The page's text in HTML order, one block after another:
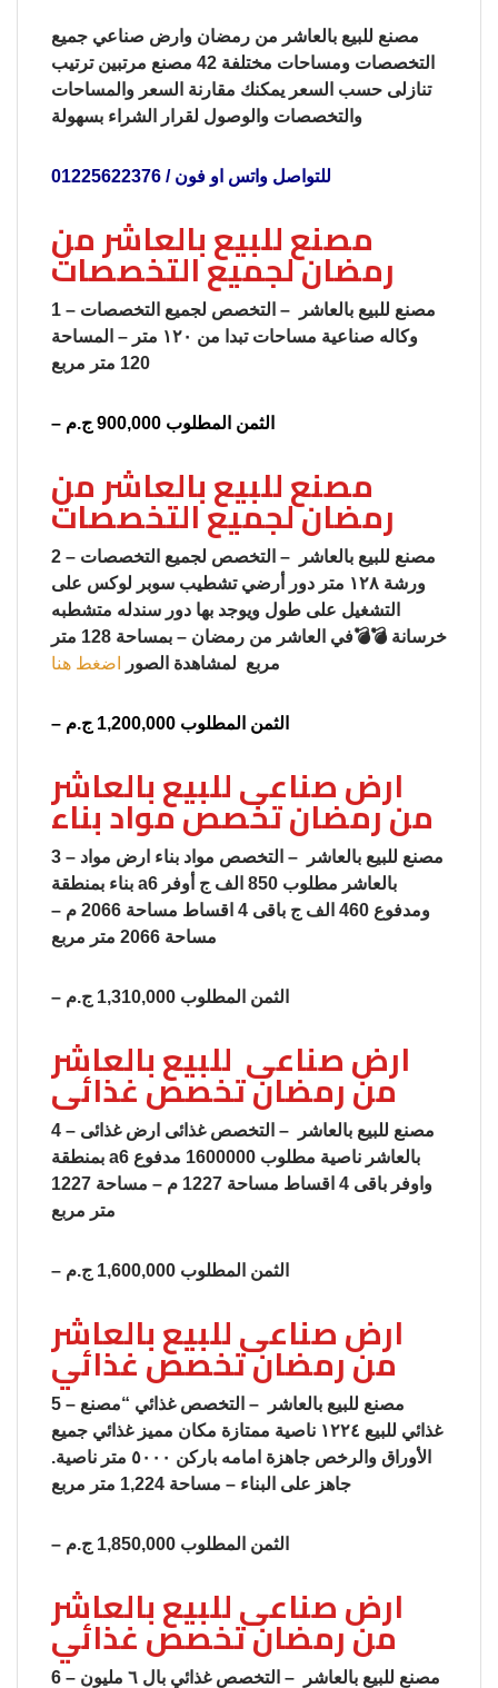
مصنع للبيع بالعاشر من رمضان وارض صناعي جميع
التخصصات ومساحات مختلفة 42 مصنع مرتبين ترتيب
تنازلى حسب السعر يمكنك مقارنة السعر والمساحات
والتخصصات والوصول لقرار الشراء بسهولة
للتواصل واتس او فون / 01225622376
مصنع للبيع بالعاشر من
رمضان لجميع التخصصات
1 – مصنع للبيع بالعاشر – التخصص لجميع التخصصات
وكاله صناعية مساحات تبدا من ١٢٠ متر – المساحة
– الثمن المطلوب 900,000 ج.م
مصنع للبيع بالعاشر من
رمضان لجميع التخصصات
2 – مصنع للبيع بالعاشر – التخصص لجميع التخصصات
ورشة ١٢٨ متر دور أرضي تشطيب سوبر لوكس على
التشغيل على طول ويوجد بها دور سندله متشطبه
خرسانة 💣💣في العاشر من رمضان – بمساحة 128 متر
مربع لمشاهدة الصور
اضغط هنا
– الثمن المطلوب 1,200,000 ج.م
ارض صناعى للبيع بالعاشر
من رمضان تخصص مواد بناء
3 – مصنع للبيع بالعاشر – التخصص مواد بناء ارض مواد
بناء بمنطقة a6 بالعاشر مطلوب 850 الف ج أوفر
ومدفوع 460 الف ج باقى 4 اقساط مساحة 2066 م –
– الثمن المطلوب 1,310,000 ج.م
ارض صناعى للبيع بالعاشر
من رمضان تخصص غذائى
4 – مصنع للبيع بالعاشر – التخصص غذائى ارض غذائى
بمنطقة a6 بالعاشر ناصية مطلوب 1600000 مدفوع
واوفر باقى 4 اقساط مساحة 1227 م – مساحة 1227
– الثمن المطلوب 1,600,000 ج.م
ارض صناعى للبيع بالعاشر
من رمضان تخصص غذائي
5 – مصنع للبيع بالعاشر – التخصص غذائي “مصنع
غذائي للبيع ١٢٢٤ ناصية ممتازة مكان مميز غذائي جميع
الأوراق والرخص جاهزة امامه باركن ٥٠٠٠ متر ناصية.
– الثمن المطلوب 1,850,000 ج.م
ارض صناعى للبيع بالعاشر
من رمضان تخصص غذائي
6 – مصنع للبيع بالعاشر – التخصص غذائي بال ٦ مليون